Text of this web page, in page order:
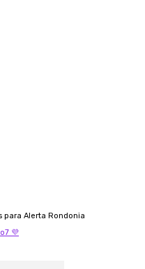
para Alerta Rondonia
💜